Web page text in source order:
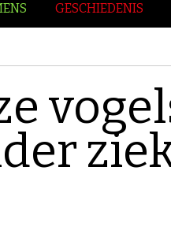
GESCHIEDENIS